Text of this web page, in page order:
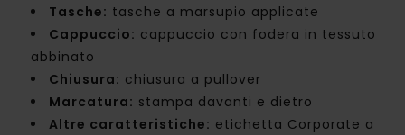
Tasche: tasche a marsupio applicate
Cappuccio: cappuccio con fodera in tessuto
abbinato
Chiusura: chiusura a pullover
Marcatura: stampa davanti e dietro
Altre caratteristiche: etichetta Corporate a